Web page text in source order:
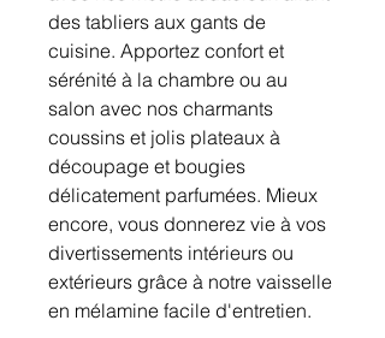
des tabliers aux gants de
cuisine. Apportez confort et
sérénité à la chambre ou au
salon avec nos charmants
coussins et jolis plateaux à
découpage et bougies
délicatement parfumées. Mieux
encore, vous donnerez vie à vos
divertissements intérieurs ou
extérieurs grâce à notre vaisselle
en mélamine facile d'entretien.